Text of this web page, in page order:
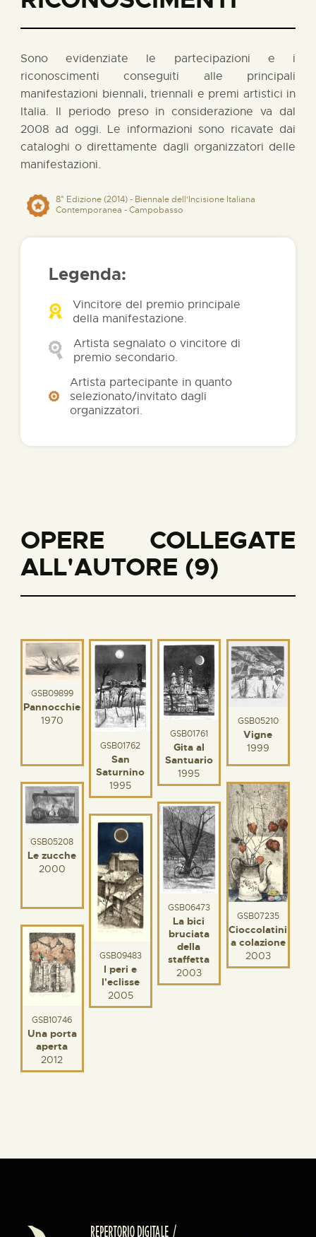
Sono evidenziate le partecipazioni e i
riconoscimenti conseguiti alle principali
manifestazioni biennali, triennali e premi artistici in
Italia. Il periodo preso in considerazione va dal
2008 ad oggi. Le informazioni sono ricavate dai
cataloghi o direttamente dagli organizzatori delle
manifestazioni.
8° Edizione (2014) - Biennale dell'Incisione Italiana
Contemporanea - Campobasso
Legenda:
Vincitore del premio principale
della manifestazione.
Artista segnalato o vincitore di
premio secondario.
Artista partecipante in quanto
selezionato/invitato dagli
organizzatori.
OPERE COLLEGATE
ALL'AUTORE (9)
GSB09899
Pannocchie
1970
GSB01762
San
Saturnino
1995
GSB01761
Gita al
Santuario
1995
GSB05210
Vigne
1999
GSB05208
Le zucche
2000
GSB07235
Cioccolatini
a colazione
2003
GSB06473
La bici
bruciata
della
staffetta
2003
GSB09483
I peri e
l'eclisse
2005
GSB10746
Una porta
aperta
2012